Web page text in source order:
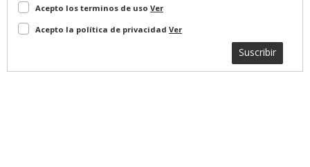
Acepto los terminos de uso Ver
Acepto la política de privacidad Ver
Suscribir